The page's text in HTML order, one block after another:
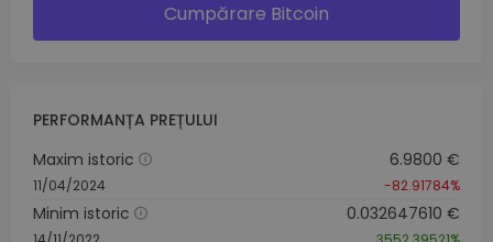
Cumpărare Bitcoin
PERFORMANȚA PREȚULUI
Maxim istoric
11/04/2024
6.9800 €
-82.91784%
Minim istoric 0.032647610 €